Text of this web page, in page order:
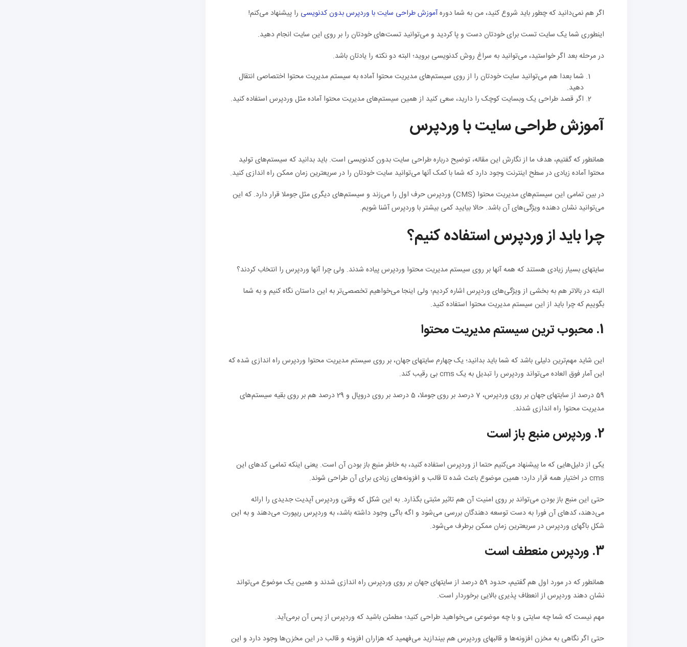
اگر هم نمی‌دانید که چطور باید شروع کنید، من به شما دورهآموزش طراحی سایت با وردپرس بدون کدنویسی را پیشنهاد می‌کنم!
اینطوری شما یک سایت تست برای خودتان دست و پا کردید و می‌توانید تست‌های خودتان را بر روی این سایت انجام دهید.
در مرحله بعد اگر خواستید، می‌توانید به سراغ روش کدنویسی بروید؛ البته دو نکته را یادتان باشد.
شما بعدا هم می‌توانید سایت خودتان را از روی سیستم‌های مدیریت محتوا آماده به سیستم مدیریت محتوا اختصاصی انتقال
دهید.
اگر قصد طراحی یک وبسایت کوچک را دارید، سعی کنید از همین سیستم‌های مدیریت محتوا آماده مثل وردپرس استفاده کنید.
آموزش طراحی سایت با وردپرس
همانطور که گفتیم، هدف ما از نگارش این مقاله، توضیح درباره طراحی سایت بدون کدنویسی است. باید بدانید که سیستم‌های تولید
محتوا آماده زیادی در سطح اینترنت وجود دارد که شما با کمک آنها می‌توانید سایت خودتان را در سریعترین زمان ممکن راه اندازی کنید.
در بین تمامی این سیستم‌های مدیریت محتوا (CMS) وردپرس حرف اول را می‌زند و سیستم‌های دیگری مثل جوملا قرار دارد. که این
می‌توانید نشان دهنده ویژگی‌های آن باشد. حالا بیایید کمی بیشتر با وردپرس آشنا شویم.
چرا باید از وردپرس استفاده کنیم؟
سایتهای بسیار زیادی هستند که همه آنها بر روی سیستم مدیریت محتوا وردپرس پیاده شدند. ولی چرا آنها وردپرس را انتخاب کردند؟
البته در بالاتر هم به بخشی از ویژگی‌های وردپرس اشاره کردیم؛ ولی اینجا می‌خواهیم تخصصی‌تر به این داستان نگاه کنیم و به شما
بگوییم که چرا باید از این سیستم مدیریت محتوا استفاده کنید.
1. محبوب ترین سیستم مدیریت محتوا
این شاید مهم‌ترین دلیلی باشد که شما باید بدانید؛ یک چهارم سایتهای جهان، بر روی سیستم مدیریت محتوا وردپرس راه اندازی شده که
این آمار فوق العاده می‌تواند وردپرس را تبدیل به یک cms بی رقیب کند.
59 درصد از سایتهای جهان بر روی وردپرس، 7 درصد بر روی جوملا، 5 درصد بر روی دروپال و 29 درصد هم بر روی بقیه سیستم‌های
مدیریت محتوا راه اندازی شدند.
2. وردپرس منبع باز است
یکی از دلیل‌هایی که ما پیشنهاد می‌کنیم حتما از وردپرس استفاده کنید، به خاطر منبع باز بودن آن است. یعنی اینکه تمامی کدهای این
cms در اختیار همه قرار دارد؛ همین موضوع باعث شده تا قالب و افزونه‌های زیادی برای آن طراحی شوند.
حتی این منبع باز بودن می‌تواند بر روی امنیت آن هم تاثیر مثبتی بگذارد. به این شکل که وقتی وردپرس آپدیت جدیدی را ارائه
می‌دهند، کدهای آن فورا به دست توسعه دهندگان بررسی می‌شود و اگه باگی وجود داشته باشد، به وردپرس ریپورت می‌دهند و به این
شکل باگهای وردپرس در سریعترین زمان ممکن برطرف می‌شود.
3. وردپرس منعطف است
همانطور که در مورد اول هم گفتیم، حدود 59 درصد از سایتهای جهان بر روی وردپرس راه اندازی شدند و همین یک موضوع می‌تواند
نشان دهند وردپرس از انعطاف پذیری بالایی برخوردار است.
مهم نیست که شما چه سایتی و با چه موضوعی می‌خواهید طراحی کنید؛ مطمئن باشید که وردپرس از پس آن برمی‌آید.
حتی اگر نگاهی به مخزن افزونه‌ها و قالبهای وردپرس هم بیندازید می‌فهمید که هزاران افزونه و قالب در این مخزن‌ها وجود دارد و این